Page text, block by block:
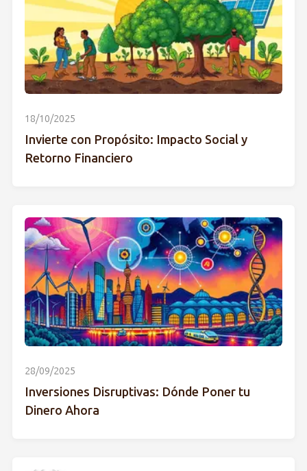
18/10/2025
Invierte con Propósito: Impacto Social y
Retorno Financiero
28/09/2025
Inversiones Disruptivas: Dónde Poner tu
Dinero Ahora